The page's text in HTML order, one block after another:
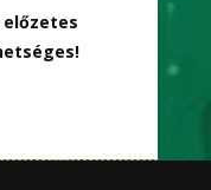
előzetes